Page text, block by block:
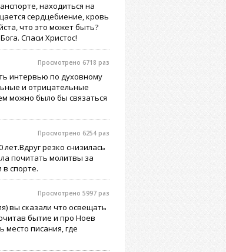
находиться на
сердцебиение, кровь
что это может быть?
Спаси Христос!
Просмотрено 6718 раз
интервью по духовному
и отрицательные
можно было бы связаться
Просмотрено 6254 раз
резко снизилась
почитать молитвы за
спорте.
Просмотрено 5997 раз
вы сказали что освещать
бытие и про Ноев
место писания, где